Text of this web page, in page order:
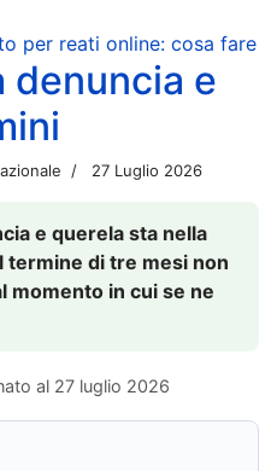
per reati online: cosa fare
denuncia e
27 Luglio 2026
e querela sta nella
termine di tre mesi non
momento in cui se ne
al 27 luglio 2026